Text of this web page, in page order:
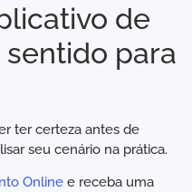
de
para
ter certeza antes de
seu cenário na prática.
Online e receba uma